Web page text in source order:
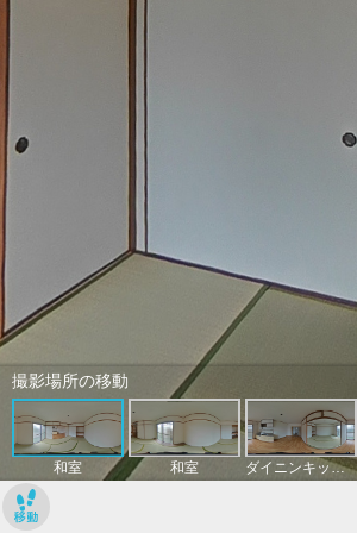
撮影場所の移動
和室 和室 ダイニンキッチン